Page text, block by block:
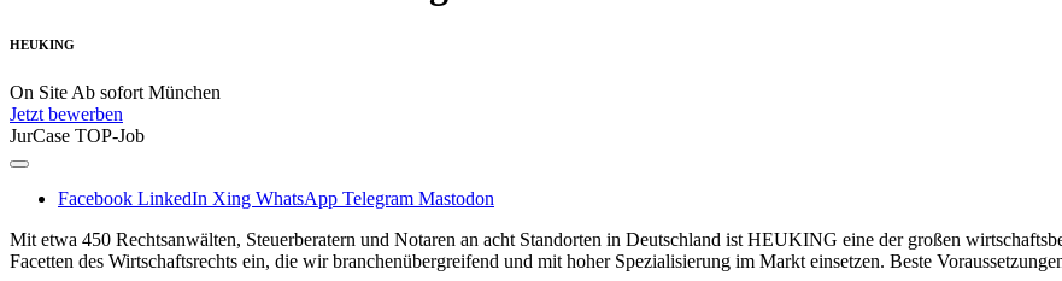
HEUKING
On Site Ab sofort München
Jetzt bewerben
JurCase TOP-Job
Facebook LinkedIn Xing WhatsApp Telegram Mastodon
Mit etwa 450 Rechtsanwälten, Steuerberatern und Notaren an acht Standorten in Deutschland ist HEUKING eine der großen
Facetten des Wirtschaftsrechts ein, die wir branchenübergreifend und mit hoher Spezialisierung im Markt einsetzen. Beste